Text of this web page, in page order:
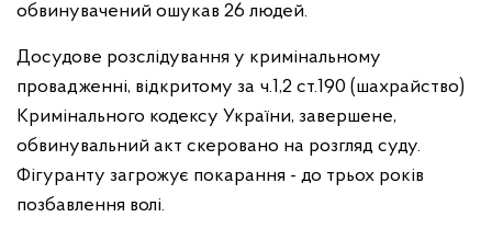
обвинувачений ошукав 26 людей.
Досудове розслідування у кримінальному
провадженні, відкритому за ч.1,2 ст.190 (шахрайство)
Кримінального кодексу України, завершене,
обвинувальний акт скеровано на розгляд суду.
Фігуранту загрожує покарання - до трьох років
позбавлення волі.